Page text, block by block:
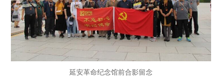
延安革命纪念馆前合影留念